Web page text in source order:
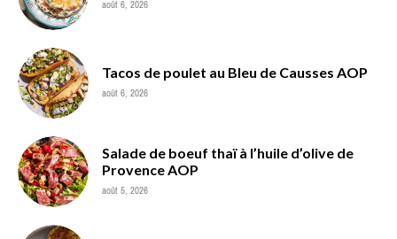
août 6, 2026
Tacos de poulet au Bleu de Causses AOP
août 6, 2026
Salade de boeuf thaï à l’huile d’olive de
Provence AOP
août 5, 2026